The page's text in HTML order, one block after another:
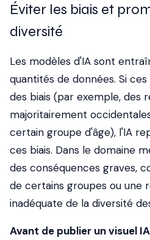
Éviter les biais et
diversité
Les modèles d'IA sont
quantités de données. Si
des biais (par exemple, des
majoritairement
certain groupe d'âge), l'IA
ces biais. Dans le domaine
des conséquences graves,
de certains groupes ou une
inadéquate de la diversité
Avant de publier un visuel